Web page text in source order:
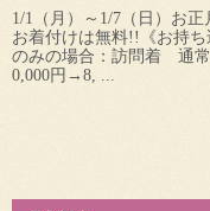
1/1（月）～1/7（日）お
お着付けは無料!!《お持
のみの場合：訪問着 通
0,000円→8, ...